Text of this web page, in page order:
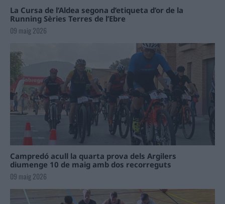
La Cursa de l’Aldea segona d’etiqueta d’or de la
Running Sèries Terres de l’Ebre
09 maig 2026
Campredó acull la quarta prova dels Argilers
diumenge 10 de maig amb dos recorreguts
09 maig 2026